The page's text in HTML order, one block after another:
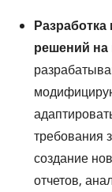
решений
требования
создание
отчетов,